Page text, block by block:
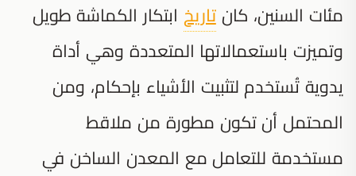
مئات السنين، كانتاريخ ابتكار الكماشة طويل
وتميزت باستعمالاتها المتعددة وهي أداة
يدوية تُستخدم لتثبيت الأشياء بإحكام، ومن
المحتمل أن تكون مطورة من ملاقط
مستخدمة للتعامل مع المعدن الساخن في